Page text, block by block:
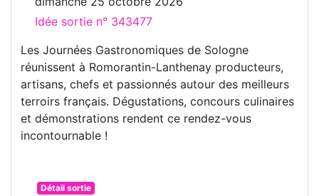
Idée sortie n° 343477
Les Journées Gastronomiques de Sologne
réunissent à Romorantin-Lanthenay producteurs,
artisans, chefs et passionnés autour des meilleurs
terroirs français. Dégustations, concours culinaires
et démonstrations rendent ce rendez-vous
incontournable !
Détail sortie